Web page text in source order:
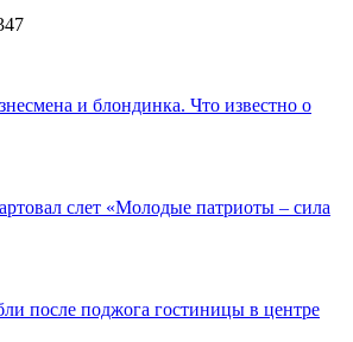
и блондинка. Что известно о
слет «Молодые патриоты – сила
после поджога гостиницы в центре